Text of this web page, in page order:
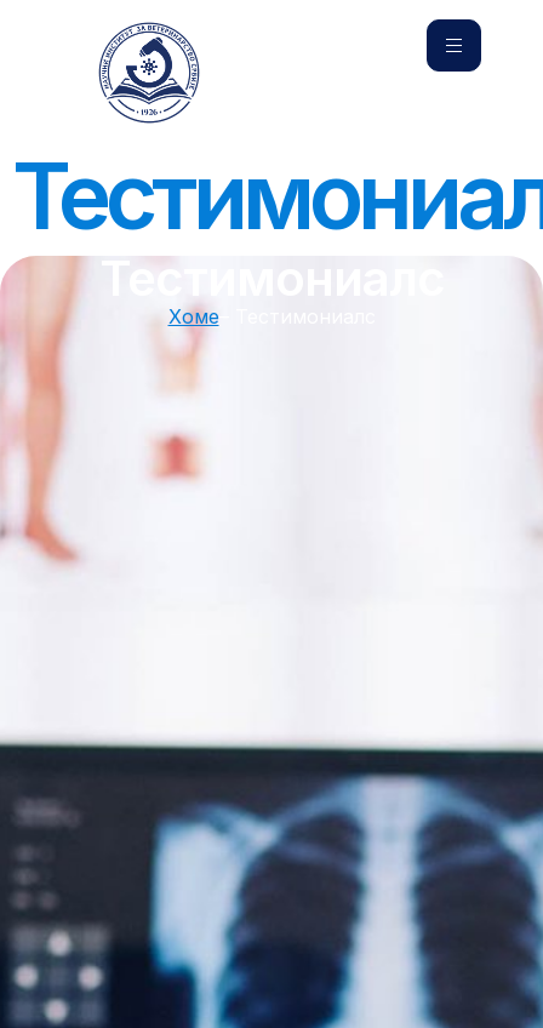
Тестимониалс
Хоме– Тестимониалс